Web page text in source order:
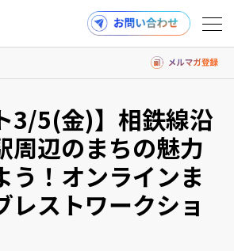
検索 読みもの検索
3/5(金)】相鉄線沿
周辺のまちの魅力
う！オンラインま
ストワークショ